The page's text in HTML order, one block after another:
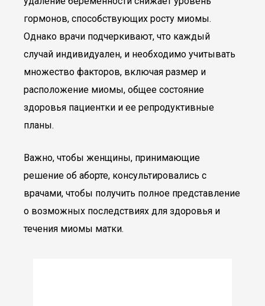
гормонов, способствующих росту миомы.
Однако врачи подчеркивают, что каждый
случай индивидуален, и необходимо учитывать
множество факторов, включая размер и
расположение миомы, общее состояние
здоровья пациентки и ее репродуктивные
планы.
Важно, чтобы женщины, принимающие
решение об аборте, консультировались с
врачами, чтобы получить полное представление
о возможных последствиях для здоровья и
течения миомы матки.